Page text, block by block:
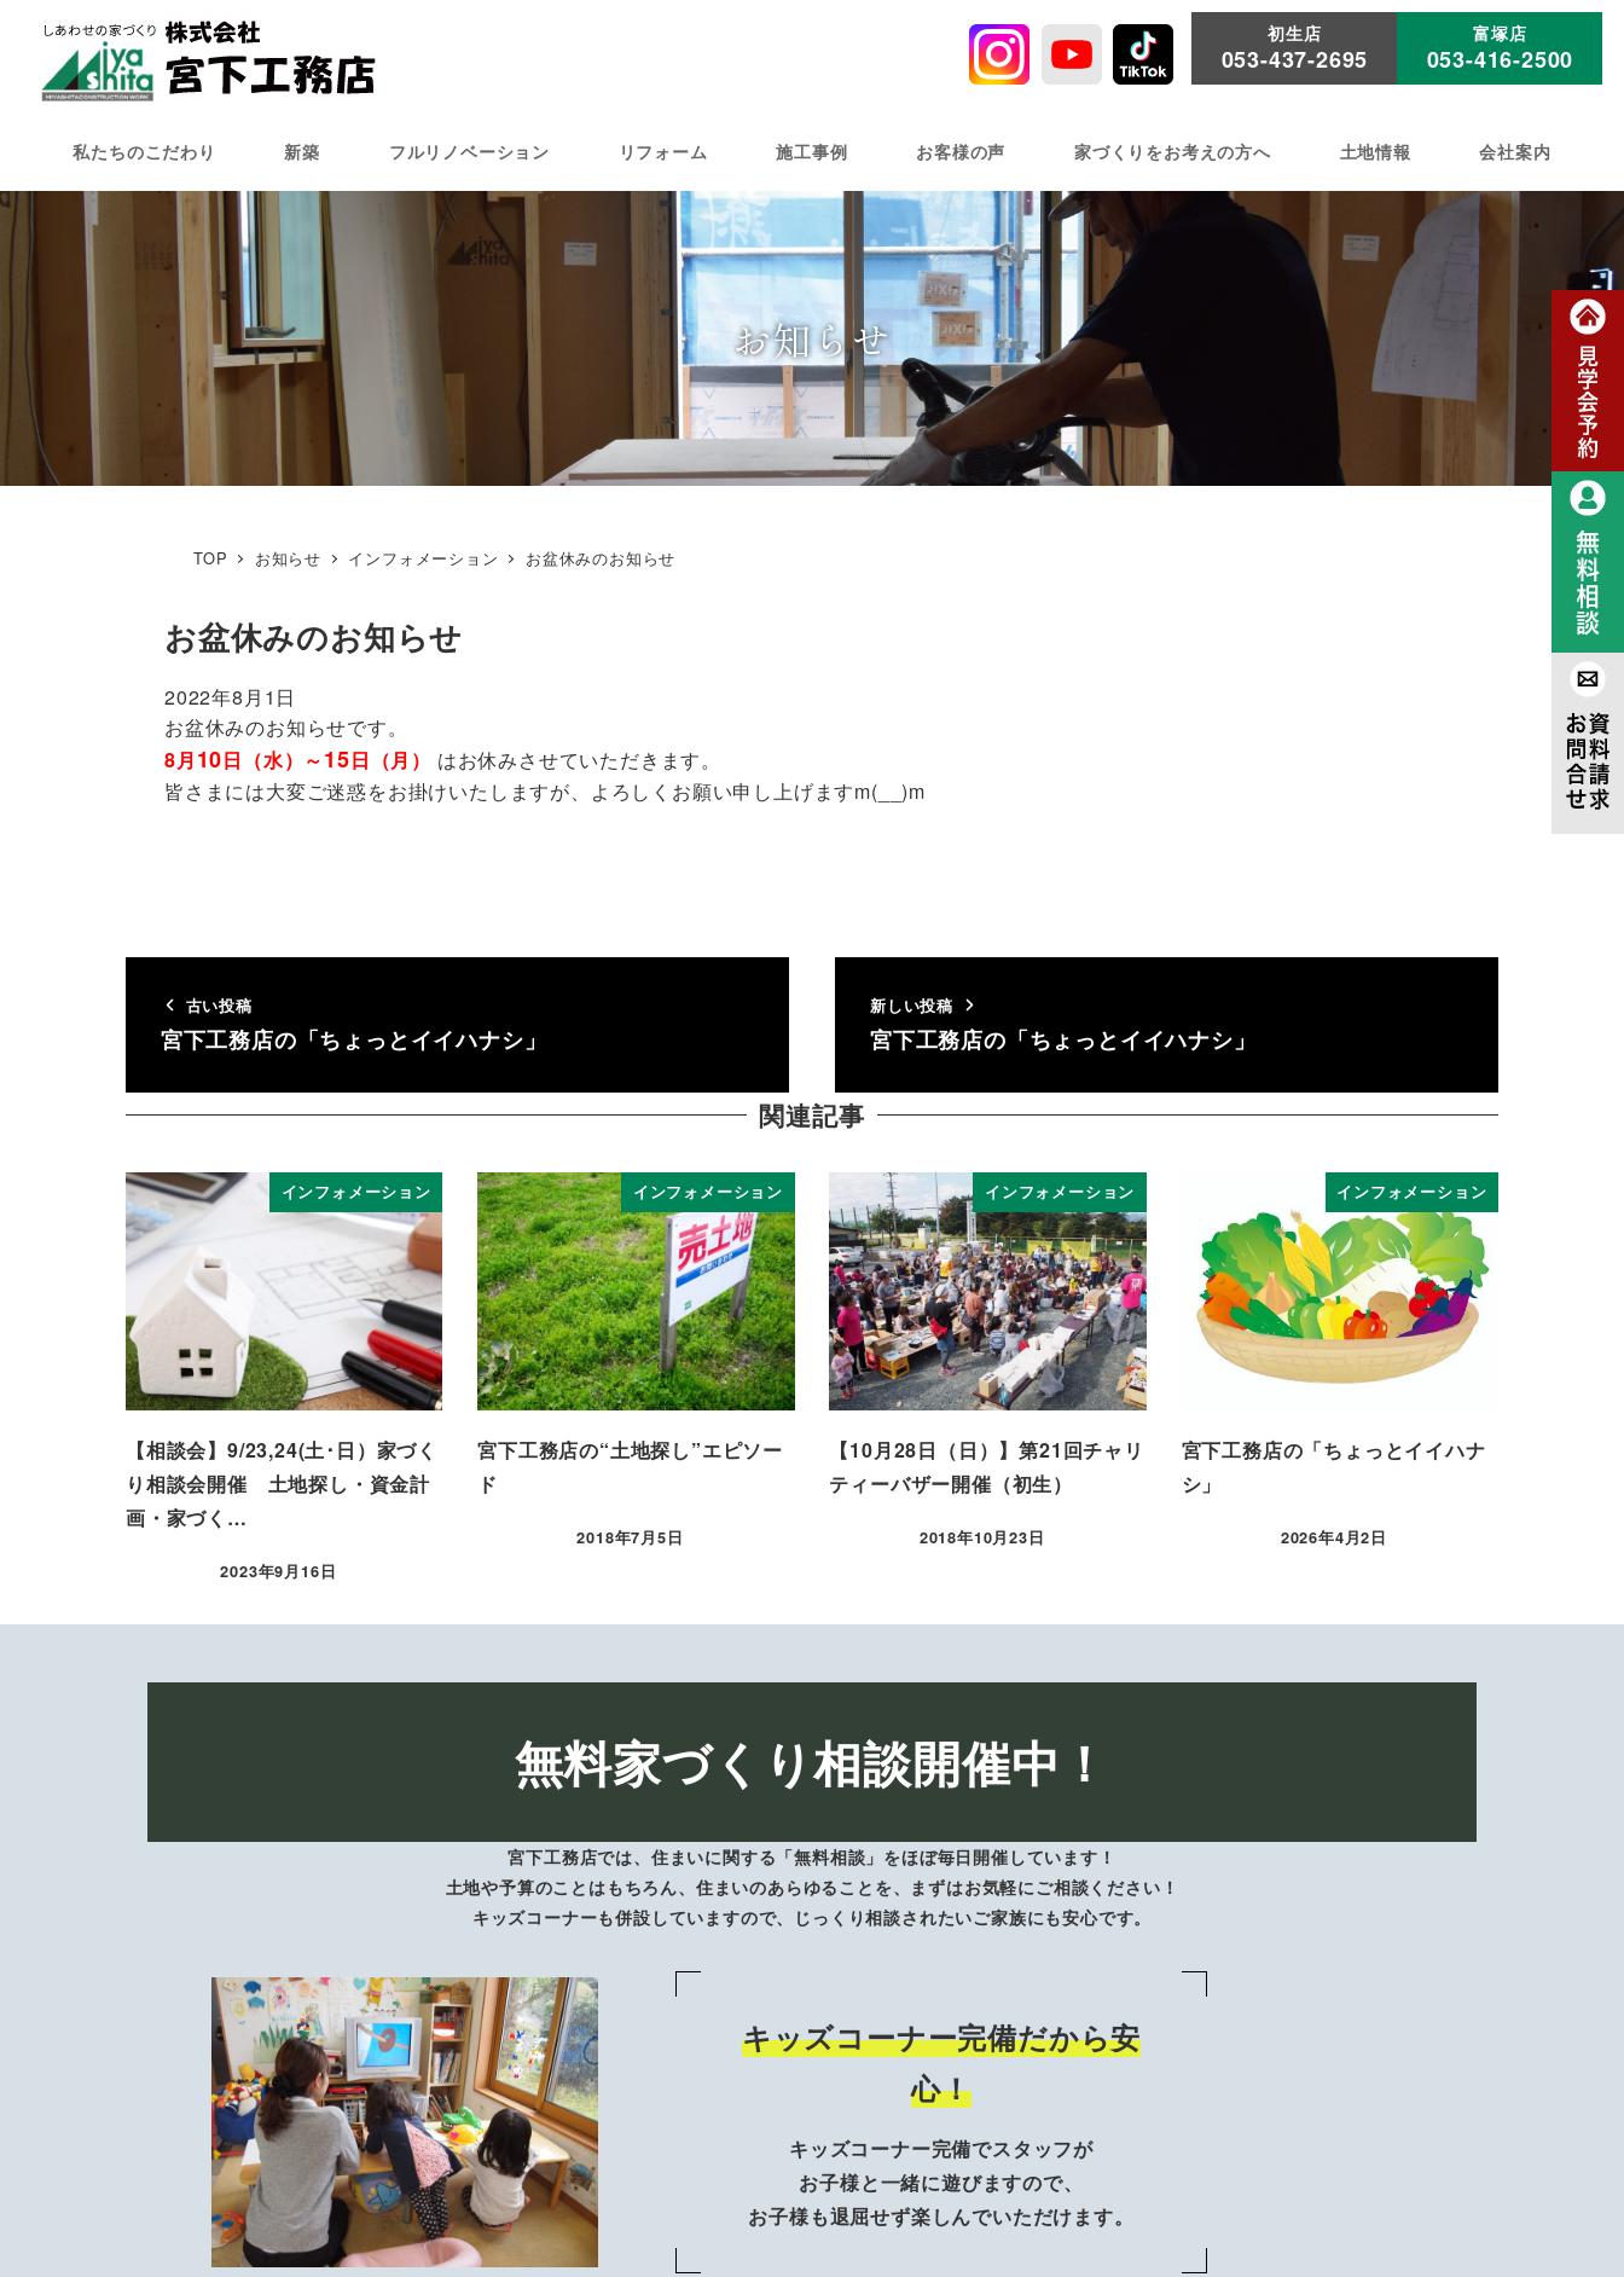
ン
ツ
初生店
053-437-2695
富塚店
053-416-2500
私たちのこだわり 新築 フルリノベーション リフォーム 施工事例 お客様の声 家づくりをお考えの方へ 土地情報 会社案内
お知らせ
TOP お知らせ インフォメーション お盆休みのお知らせ
お盆休みのお知らせ
2022年8月1日
お盆休みのお知らせです。
8月10日（水）～15日（月）
はお休みさせていただきます。
皆さまには大変ご迷惑をお掛けいたしますが、よろしくお願い申し上げますm(__)m
古い投稿
宮下工務店の「ちょっとイイハナシ」
新しい投稿
宮下工務店の「ちょっとイイハナシ」
関連記事
インフォメーション
【相談会】9/23,24(土･日）家づく
り相談会開催 土地探し・資金計
画・家づく…
投稿日
2023年9月16日
インフォメーション
宮下工務店の“土地探し”エピソー
ド
投稿日
2018年7月5日
インフォメーション
【10月28日（日）】第21回チャリ
ティーバザー開催（初生）
投稿日
2018年10月23日
インフォメーション
宮下工務店の「ちょっとイイハナ
シ」
投稿日
2026年4月2日
無料家づくり相談開催中！
宮下工務店では、住まいに関する「無料相談」をほぼ毎日開催しています！
土地や予算のことはもちろん、住まいのあらゆることを、まずはお気軽にご相談ください！
キッズコーナーも併設していますので、じっくり相談されたいご家族にも安心です。
キッズコーナー完備だから安
心！
キッズコーナー完備でスタッフが
お子様と一緒に遊びますので、
お子様も退屈せず楽しんでいただけます。